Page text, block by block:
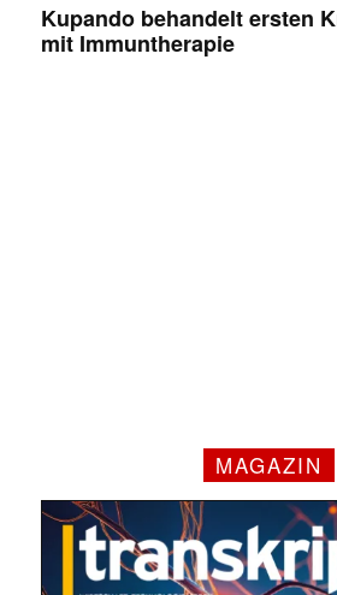
Kupando behandelt ersten
mit Immuntherapie
MAGAZIN